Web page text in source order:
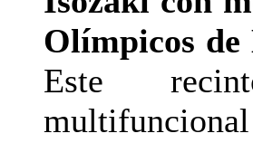
Olímpicos de
Este